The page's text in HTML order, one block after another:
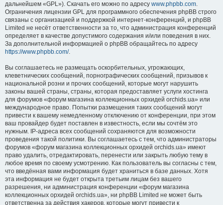
дальнейшем «GPL»). Скачать его можно по адресу www.phpbb.com.
Ограничения лицензии GPL для программного обеспечения phpBB строго
связаны с организацией и поддержкой интернет-конференций, и phpBB
Limited не несёт ответственности за то, что администрация конференций
определяет в качестве допустимого содержания и/или поведения в них.
За дополнительной информацией о phpBB обращайтесь по адресу
https://www.phpbb.com/.
Вы соглашаетесь не размещать оскорбительных, угрожающих,
клеветнических сообщений, порнографических сообщений, призывов к
национальной розни и прочих сообщений, которые могут нарушить
законы вашей страны, страны, которая предоставляет услуги хостинга
для форумов «форум магазина коллекционных орхидей orchids.ua» или
международное право. Попытки размещения таких сообщений могут
привести к вашему немедленному отключению от конференции, при этом
ваш провайдер будет поставлен в известность, если мы сочтём это
нужным. IP-адреса всех сообщений сохраняются для возможности
проведения такой политики. Вы соглашаетесь с тем, что администраторы
форумов «форум магазина коллекционных орхидей orchids.ua» имеют
право удалить, отредактировать, перенести или закрыть любую тему в
любое время по своему усмотрению. Как пользователь вы согласны с тем,
что введённая вами информация будет храниться в базе данных. Хотя
эта информация не будет открыта третьим лицам без вашего
разрешения, ни администрация конференции «форум магазина
коллекционных орхидей orchids.ua», ни phpBB Limited не может быть
ответственна за действия хакеров, которые могут привести к